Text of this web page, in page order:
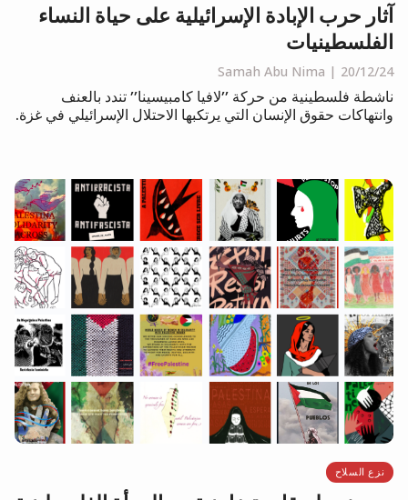
آثار حرب الإبادة الإسرائيلية على حياة النساء
الفلسطينيات
20/12/24
Samah Abu Nima
ناشطة فلسطينية من حركة ’’لافيا كامبيسينا’’ تندد بالعنف
وانتهاكات حقوق الإنسان التي يرتكبها الاحتلال الإسرائيلي في غزة.
نزع السلاح